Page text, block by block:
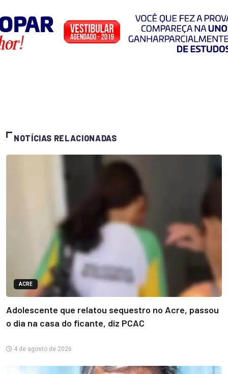
NOTÍCIAS RELACIONADAS
ACRE
Adolescente que relatou sequestro no Acre, passou
o dia na casa do ficante, diz PCAC
4 de agosto de 2026